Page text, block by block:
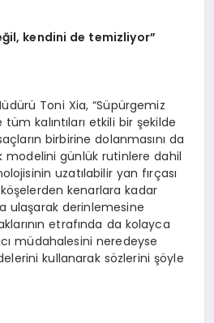
ğil, kendini de temizliyor”
Toni Xia, “Süpürgemiz
kalıntıları etkili bir şekilde
birbirine dolanmasını da
modelini günlük rutinlere dahil
uzatılabilir yan fırçası
kenarlara kadar
ulaşarak derinlemesine
etrafında da kolayca
müdahalesini neredeyse
kullanarak sözlerini şöyle